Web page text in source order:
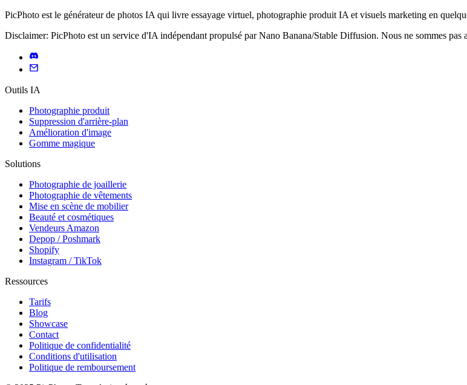
PicPhoto est le générateur de photos IA qui livre essayage virtuel, photographie produit IA et visuels marketing en
Disclaimer: PicPhoto est un service d'IA indépendant propulsé par Nano Banana/Stable Diffusion. Nous ne sommes pas
Outils IA
Photographie produit
Suppression d'arrière-plan
Amélioration d'image
Gomme magique
Solutions
Photographie de joaillerie
Photographie de vêtements
Mise en scène de mobilier
Beauté et cosmétiques
Vendeurs Amazon
Depop / Poshmark
Shopify
Instagram / TikTok
Ressources
Tarifs
Blog
Showcase
Contact
Politique de confidentialité
Conditions d'utilisation
Politique de remboursement